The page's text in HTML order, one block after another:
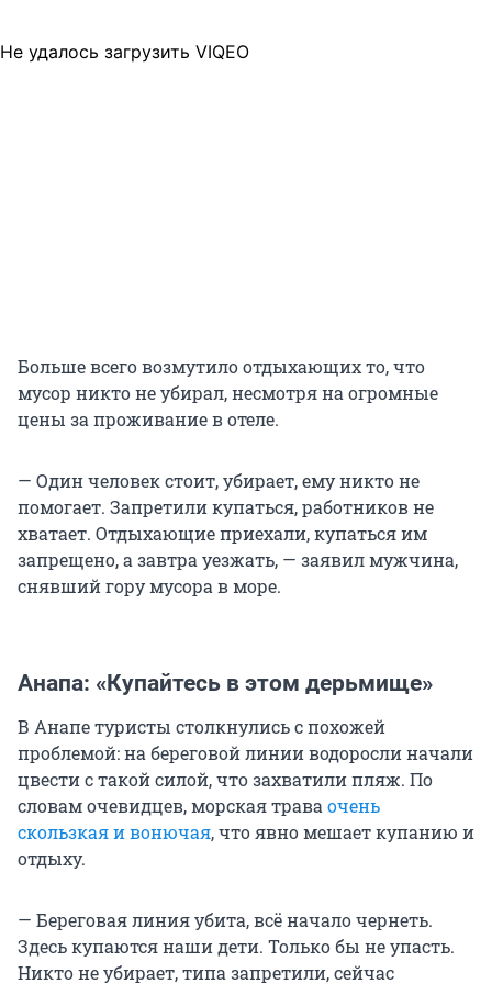
Не удалось загрузить VIQEO
Больше всего возмутило отдыхающих то, что
мусор никто не убирал, несмотря на огромные
цены за проживание в отеле.
— Один человек стоит, убирает, ему никто не
помогает. Запретили купаться, работников не
хватает. Отдыхающие приехали, купаться им
запрещено, а завтра уезжать, — заявил мужчина,
снявший гору мусора в море.
Анапа: «Купайтесь в этом дерьмище»
В Анапе туристы столкнулись с похожей
проблемой: на береговой линии водоросли начали
цвести с такой силой, что захватили пляж. По
словам очевидцев, морская трава очень
скользкая и вонючая, что явно мешает купанию и
отдыху.
— Береговая линия убита, всё начало чернеть.
Здесь купаются наши дети. Только бы не упасть.
Никто не убирает, типа запретили, сейчас